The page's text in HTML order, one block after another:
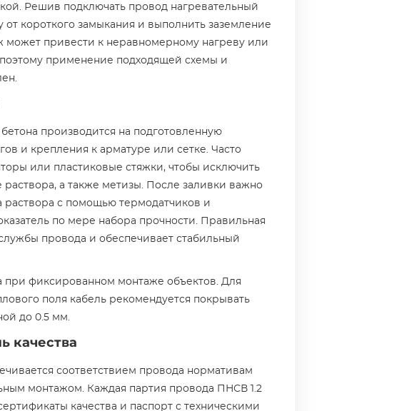
Решив подключать провод нагревательный
от короткого замыкания и выполнить заземление
привести к неравномерному нагреву или
применение подходящей схемы и
производится на подготовленную
и крепления к арматуре или сетке. Часто
или пластиковые стяжки, чтобы исключить
а также метизы. После заливки важно
с помощью термодатчиков и
по мере набора прочности. Правильная
провода и обеспечивает стабильный
при фиксированном монтаже объектов. Для
поля кабель рекомендуется покрывать
до 0.5 мм.
качества
соответствием провода нормативам
монтажом. Каждая партия провода ПНСВ 1.2
качества и паспорт с техническими